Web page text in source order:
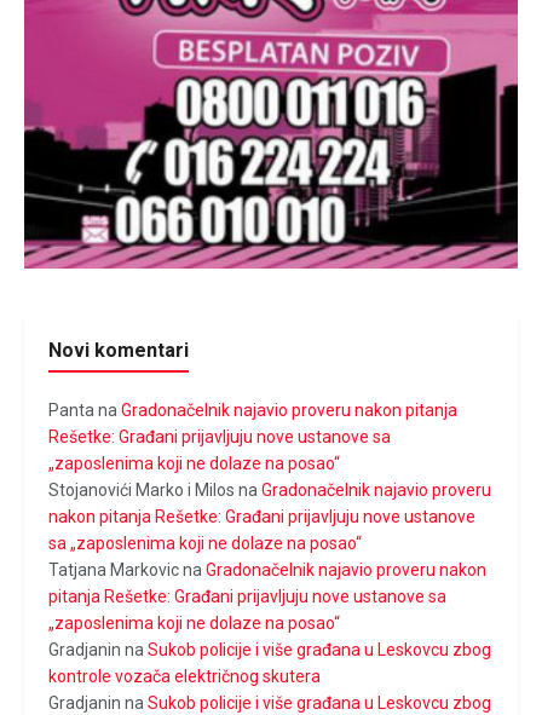
Novi komentari
PantanaGradonačelnik najavio proveru nakon pitanja
Rešetke: Građani prijavljuju nove ustanove sa
„zaposlenima koji ne dolaze na posao“
Stojanovići Marko i Milos naGradonačelnik najavio proveru
nakon pitanja Rešetke: Građani prijavljuju nove ustanove
sa „zaposlenima koji ne dolaze na posao“
Tatjana MarkovicnaGradonačelnik najavio proveru nakon
pitanja Rešetke: Građani prijavljuju nove ustanove sa
„zaposlenima koji ne dolaze na posao“
Gradjanin naSukob policije i više građana u Leskovcu zbog
kontrole vozača električnog skutera
Gradjanin naSukob policije i više građana u Leskovcu zbog